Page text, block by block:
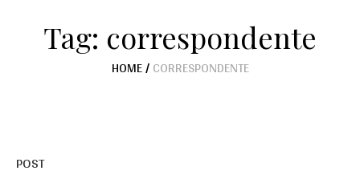
Tag: correspondente
HOME/CORRESPONDENTE
POST